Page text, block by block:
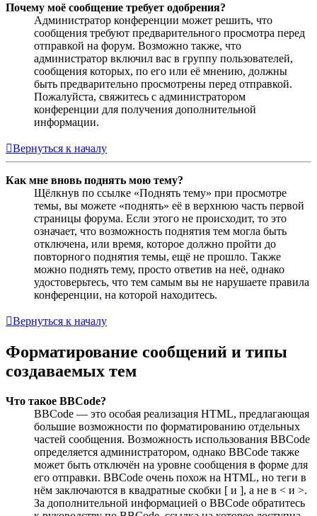
Почему моё сообщение требует одобрения?
Администратор конференции может решить, что
сообщения требуют предварительного просмотра перед
отправкой на форум. Возможно также, что
администратор включил вас в группу пользователей,
сообщения которых, по его или её мнению, должны
быть предварительно просмотрены перед отправкой.
Пожалуйста, свяжитесь с администратором
конференции для получения дополнительной
информации.
Вернуться к началу
Как мне вновь поднять мою тему?
Щёлкнув по ссылке «Поднять тему» при просмотре
темы, вы можете «поднять» её в верхнюю часть первой
страницы форума. Если этого не происходит, то это
означает, что возможность поднятия тем могла быть
отключена, или время, которое должно пройти до
повторного поднятия темы, ещё не прошло. Также
можно поднять тему, просто ответив на неё, однако
удостоверьтесь, что тем самым вы не нарушаете правила
конференции, на которой находитесь.
Вернуться к началу
Форматирование сообщений и типы
создаваемых тем
Что такое BBCode?
BBCode — это особая реализация HTML, предлагающая
большие возможности по форматированию отдельных
частей сообщения. Возможность использования BBCode
определяется администратором, однако BBCode также
может быть отключён на уровне сообщения в форме для
его отправки. BBCode очень похож на HTML, но теги в
нём заключаются в квадратные скобки [ и ], а не в < и >.
За дополнительной информацией о BBCode обратитесь